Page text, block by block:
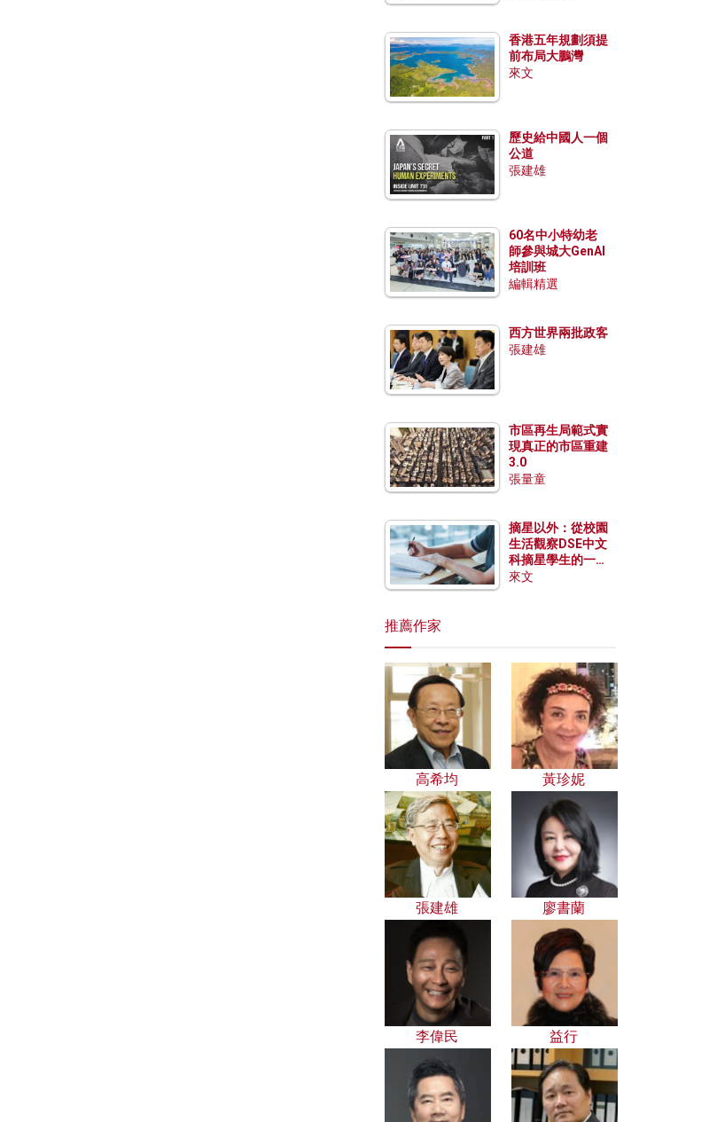
香港五年規劃須提
前布局大鵬灣
來文
歷史給中國人一個
公道
張建雄
60名中小特幼老
師參與城大GenAI
培訓班
編輯精選
西方世界兩批政客
張建雄
市區再生局範式實
現真正的市區重建
3.0
張量童
摘星以外：從校園
生活觀察DSE中文
科摘星學生的一點
特質
來文
推薦作家
高希均 黃珍妮
張建雄 廖書蘭
李偉民 益行